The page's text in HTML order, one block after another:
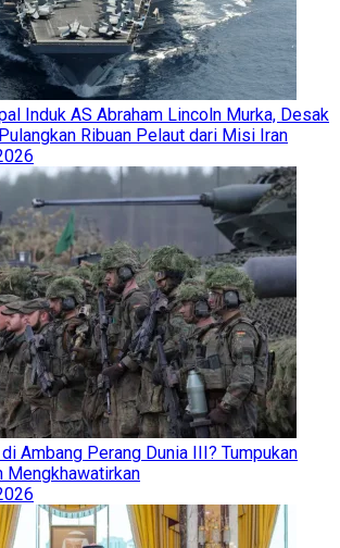
Induk AS Abraham Lincoln Murka, Desak
Ribuan Pelaut dari Misi Iran
Ambang Perang Dunia III? Tumpukan
Mengkhawatirkan